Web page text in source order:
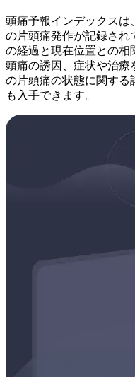
頭痛予報インデックスは
の片頭痛発作が記録され
の経過と現在位置との相
頭痛の誘因、症状や治療
の片頭痛の状態に関する
も入手できます。